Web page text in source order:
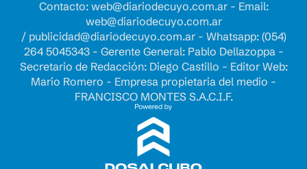
Contacto: web@diariodecuyo.com.ar- Email:
web@diariodecuyo.com.ar
/ publicidad@diariodecuyo.com.ar- Whatsapp: (054)
264 5045343 - Gerente General: Pablo Dellazoppa -
Secretario de Redacción: Diego Castillo - Editor Web:
Mario Romero - Empresa propietaria del medio -
FRANCISCO MONTES S.A.C.I.F.